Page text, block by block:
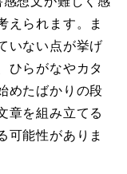
えられます。ま
いない点が挙げ
ひらがなやカタ
めたばかりの段
章を組み立てる
可能性がありま